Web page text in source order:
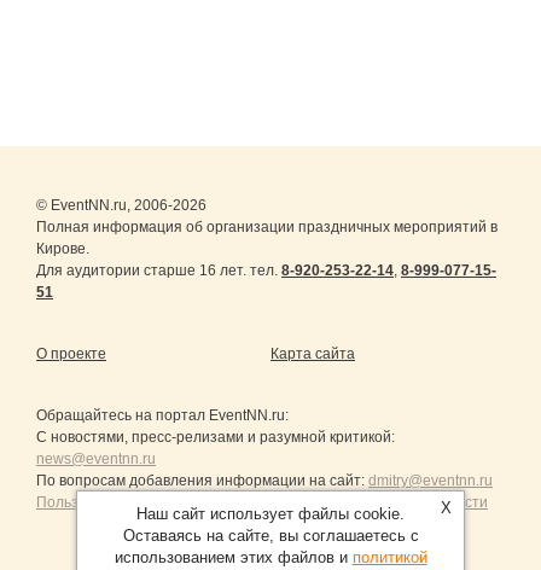
© EventNN.ru, 2006-2026
Полная информация об организации праздничных мероприятий в
Кирове.
Для аудитории старше 16 лет. тел. 8-920-253-22-14, 8-999-077-15-
51
О проекте Карта сайта
Обращайтесь на портал EventNN.ru:
С новостями, пресс-релизами и разумной критикой:
news@eventnn.ru
По вопросам добавления информации на сайт: dmitry@eventnn.ru
Пользовательское Соглашение и политика конфиденциальности
X
Наш сайт использует файлы cookie.
Оставаясь на сайте, вы соглашаетесь с
использованием этих файлов и политикой